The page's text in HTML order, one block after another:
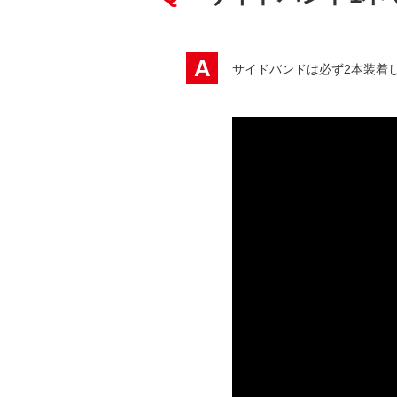
A サイドバンドは必ず2本装着